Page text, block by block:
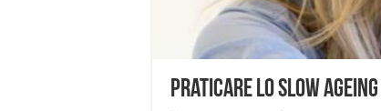
Praticare lo slow